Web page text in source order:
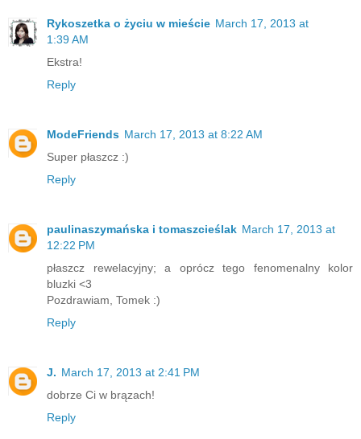
Rykoszetka o życiu w mieście March 17, 2013 at
1:39 AM
Ekstra!
Reply
ModeFriends March 17, 2013 at 8:22 AM
Super płaszcz :)
Reply
paulinaszymańska i tomaszcieślak March 17, 2013 at
12:22 PM
płaszcz rewelacyjny; a oprócz tego fenomenalny kolor
bluzki <3
Pozdrawiam, Tomek :)
Reply
J. March 17, 2013 at 2:41 PM
dobrze Ci w brązach!
Reply